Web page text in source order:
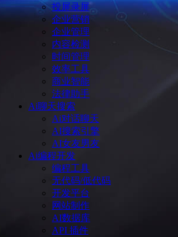
投屏录屏
企业营销
企业管理
内容检测
时间管理
效率工具
商业智能
法律助手
Ai聊天搜索
Ai对话聊天
AI搜索引擎
AI女友男友
Ai编程开发
编程工具
无代码/低代码
开发平台
网站制作
AI数据库
API 插件